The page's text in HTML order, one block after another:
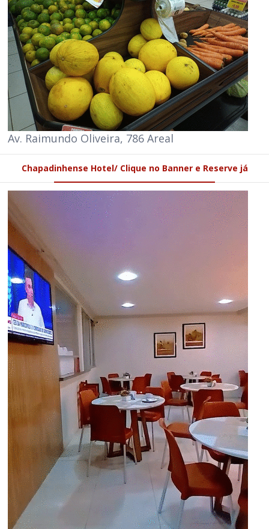
Av. Raimundo Oliveira, 786 Areal
Chapadinhense Hotel/ Clique no Banner e Reserve já